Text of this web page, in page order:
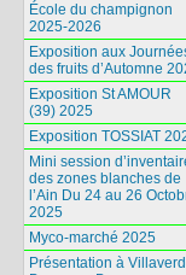
École du champignon
2025-2026
Exposition aux
des fruits d’Automne
Exposition St AMOUR
(39) 2025
Exposition TOSSIAT
Mini session
des zones blanches de
l’Ain Du 24 au 26
2025
Myco-marché 2025
Présentation à